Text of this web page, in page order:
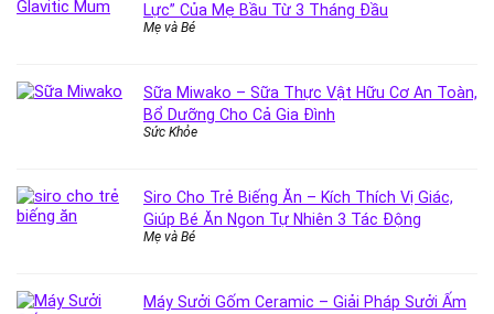
Lực” Của Mẹ Bầu Từ 3 Tháng Đầu
Mẹ và Bé
Sữa Miwako – Sữa Thực Vật Hữu Cơ An Toàn,
Bổ Dưỡng Cho Cả Gia Đình
Sức Khỏe
Siro Cho Trẻ Biếng Ăn – Kích Thích Vị Giác,
Giúp Bé Ăn Ngon Tự Nhiên 3 Tác Động
Mẹ và Bé
Máy Sưởi Gốm Ceramic – Giải Pháp Sưởi Ấm